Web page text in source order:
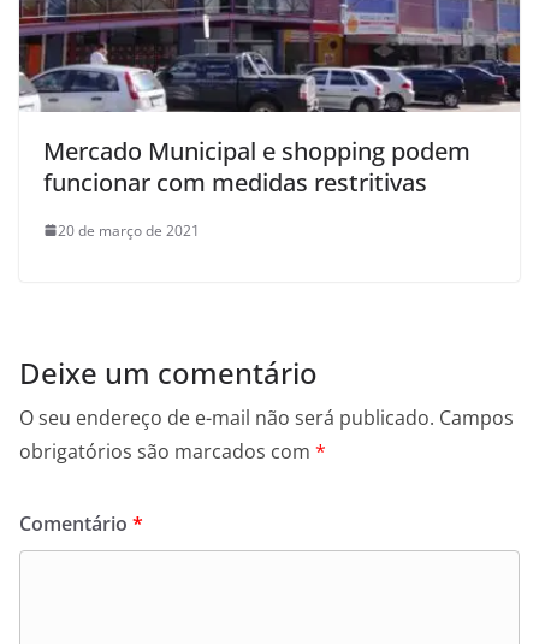
Mercado Municipal e shopping podem
funcionar com medidas restritivas
20 de março de 2021
Deixe um comentário
O seu endereço de e-mail não será publicado. Campos
obrigatórios são marcados com *
Comentário *